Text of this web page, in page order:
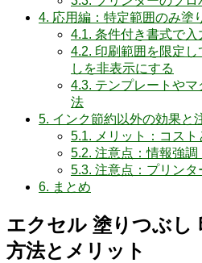
4. 応用編：特定範囲のみ塗
4.1. 条件付き書式で
4.2. 印刷範囲を限定
しを非表示にする
4.3. テンプレートや
法
5. インク節約以外の効果と
5.1. メリット：コス
5.2. 注意点：情報強
5.3. 注意点：プリン
6. まとめ
エクセル 塗りつぶし
方法とメリット